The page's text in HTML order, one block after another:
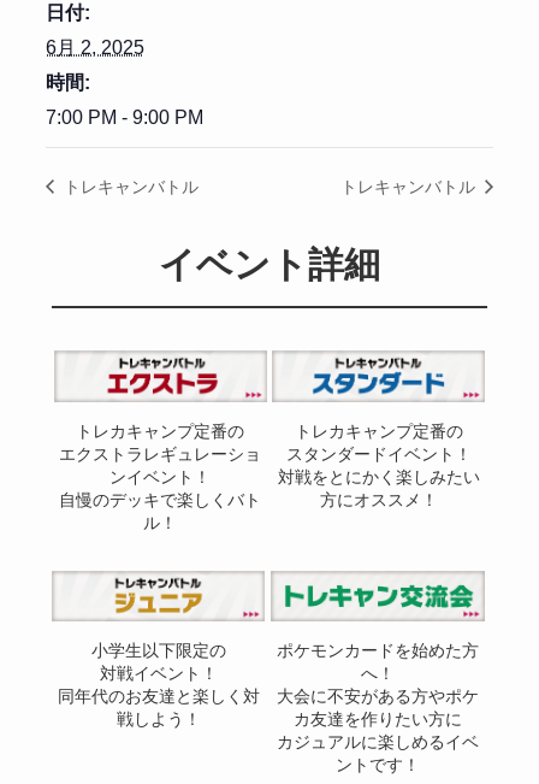
日付:
6月 2, 2025
時間:
7:00 PM - 9:00 PM
トレキャンバトル トレキャンバトル
イベント詳細
トレカキャンプ定番の
エクストラレギュレーショ
ンイベント！
自慢のデッキで楽しくバト
ル！
トレカキャンプ定番の
スタンダードイベント！
対戦をとにかく楽しみたい
方にオススメ！
小学生以下限定の
対戦イベント！
同年代のお友達と楽しく対
戦しよう！
ポケモンカードを始めた方
へ！
大会に不安がある方やポケ
カ友達を作りたい方に
カジュアルに楽しめるイベ
ントです！